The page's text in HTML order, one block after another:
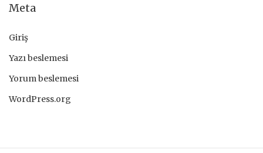
Meta
Giriş
Yazı beslemesi
Yorum beslemesi
WordPress.org